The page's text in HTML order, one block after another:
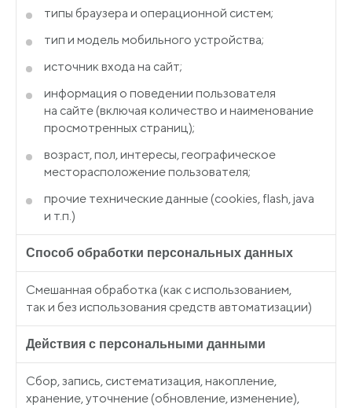
типы браузера и операционной систем;
тип и модель мобильного устройства;
источник входа на сайт;
информация о поведении пользователя
на сайте (включая количество и наименование
просмотренных страниц);
возраст, пол, интересы, географическое
месторасположение пользователя;
прочие технические данные (cookies, flash, java
и т.п.)
Способ обработки персональных данных
Смешанная обработка (как с использованием,
так и без использования средств автоматизации)
Действия с персональными данными
Сбор, запись, систематизация, накопление,
хранение, уточнение (обновление, изменение),